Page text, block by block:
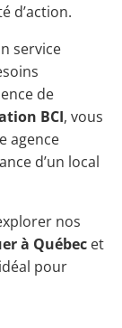
d’action.
service
de
BCI, vous
agence
d’un local
nos
à Québec et
pour